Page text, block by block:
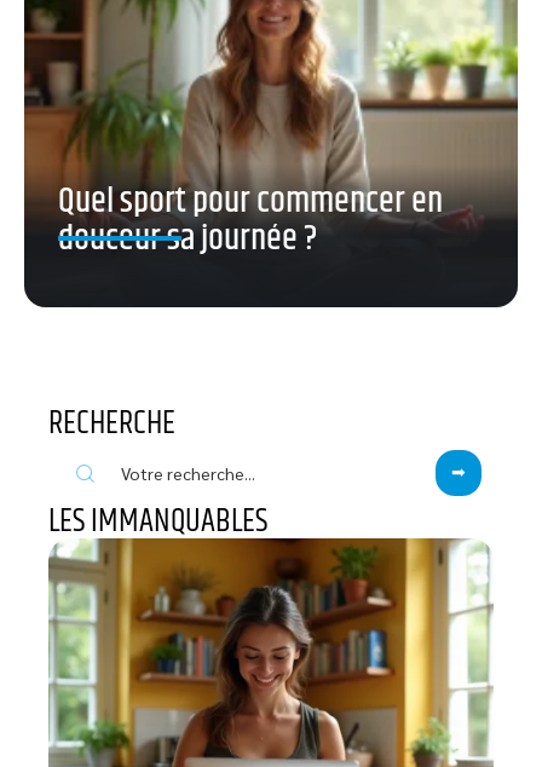
Quel sport pour commencer en
douceur sa journée ?
RECHERCHE
LES IMMANQUABLES